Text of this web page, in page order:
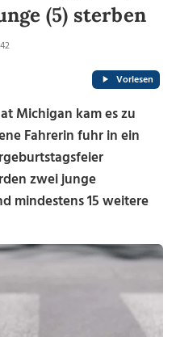
(5) sterben
Vorlesen
Michigan kam es zu
Fahrerin fuhr in ein
zwei junge
mindestens 15 weitere